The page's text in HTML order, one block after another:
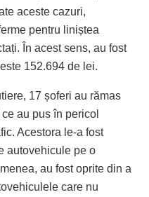
aceste cazuri,
pentru liniștea
În acest sens, au fost
152.694 de lei.
17 șoferi au rămas
au pus în pericol
Acestora le-a fost
autovehicule pe o
au fost oprite din a
care nu